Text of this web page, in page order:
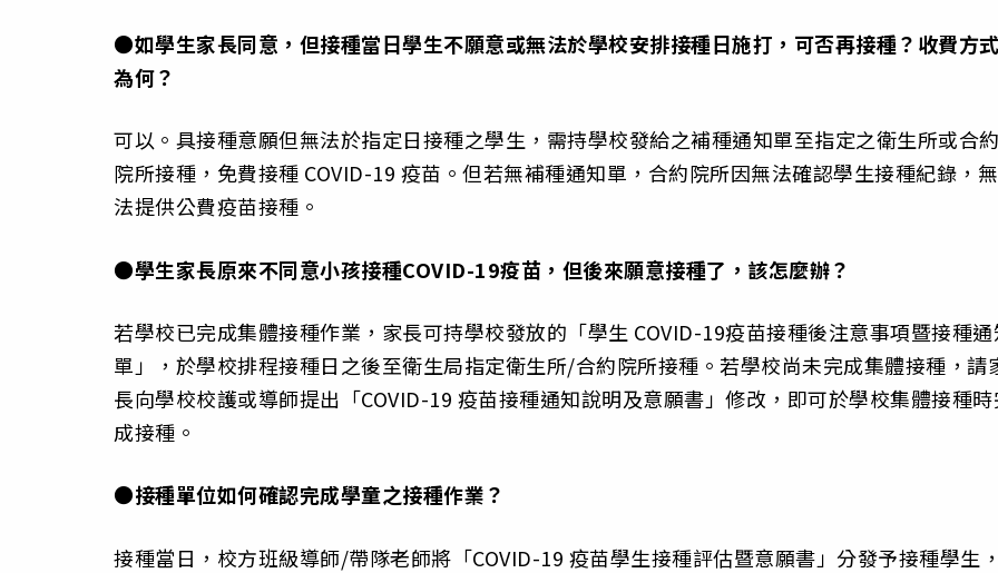
●如學生家長同意，但接種當日學生不願意或無法於學校安排接種日施打，可否再接種？收費方
為何？
可以。具接種意願但無法於指定日接種之學生，需持學校發給之補種通知單至指定之衛生所或合
院所接種，免費接種 COVID-19 疫苗。但若無補種通知單，合約院所因無法確認學生接種紀錄，無
法提供公費疫苗接種。
●學生家長原來不同意小孩接種COVID-19疫苗，但後來願意接種了，該怎麼辦？
若學校已完成集體接種作業，家長可持學校發放的「學生 COVID-19疫苗接種後注意事項暨接種
單」，於學校排程接種日之後至衛生局指定衛生所/合約院所接種。若學校尚未完成集體接種，請
長向學校校護或導師提出「COVID-19 疫苗接種通知說明及意願書」修改，即可於學校集體接種
成接種。
●接種單位如何確認完成學童之接種作業？
接種當日，校方班級導師/帶隊老師將「COVID-19 疫苗學生接種評估暨意願書」分發予接種學生